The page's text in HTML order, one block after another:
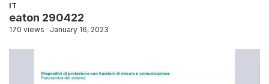
IT
eaton 290422
170 views January 16, 2023